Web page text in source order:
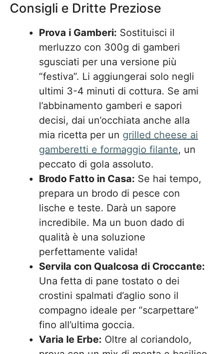
Consigli e Dritte Preziose
Prova i Gamberi: Sostituisci il
merluzzo con 300g di gamberi
sgusciati per una versione più
“festiva”. Li aggiungerai solo negli
ultimi 3-4 minuti di cottura. Se ami
l’abbinamento gamberi e sapori
decisi, dai un’occhiata anche alla
mia ricetta per un grilled cheese ai
gamberetti e formaggio filante, un
peccato di gola assoluto.
Brodo Fatto in Casa: Se hai tempo,
prepara un brodo di pesce con
lische e teste. Darà un sapore
incredibile. Ma un buon dado di
qualità è una soluzione
perfettamente valida!
Servila con Qualcosa di Croccante:
Una fetta di pane tostato o dei
crostini spalmati d’aglio sono il
compagno ideale per “scarpettare”
fino all’ultima goccia.
Varia le Erbe: Oltre al coriandolo,